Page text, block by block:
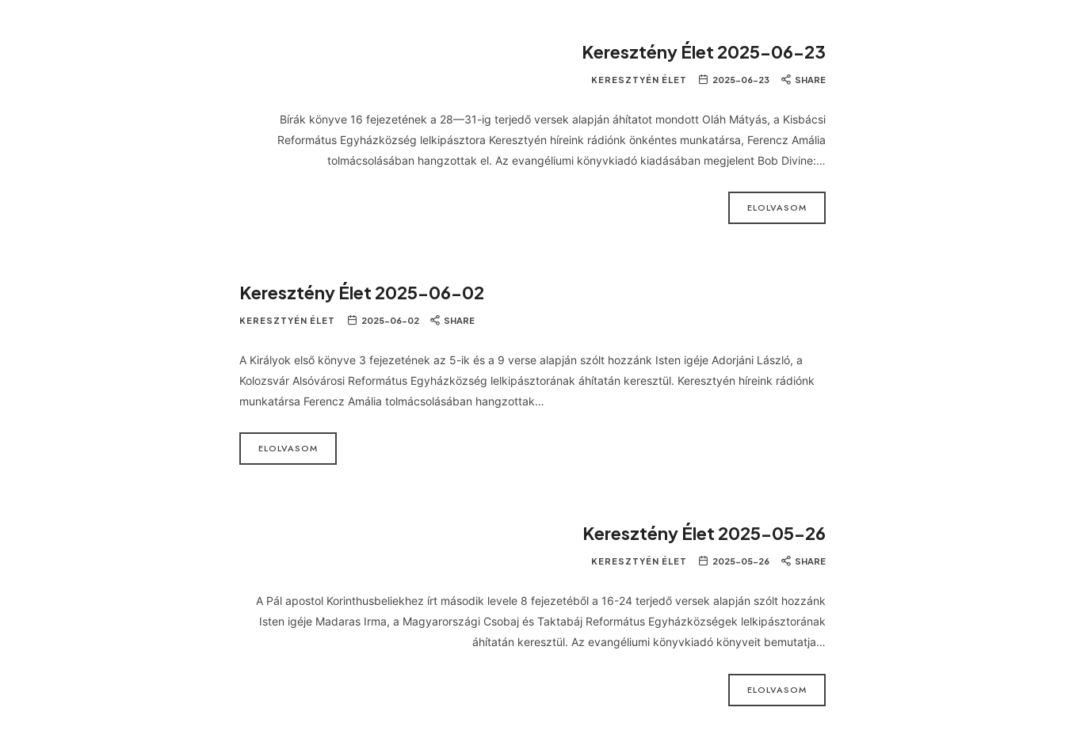
Keresztény Élet 2025-06-23
KERESZTYÉN ÉLET 2025-06-23 SHARE
Bírák könyve 16 fejezetének a 28—31-ig terjedő versek alapján áhítatot mondott Oláh Mátyás, a Kisbácsi
Református Egyházközség lelkipásztora Keresztyén híreink rádiónk önkéntes munkatársa, Ferencz Amália
tolmácsolásában hangzottak el. Az evangéliumi könyvkiadó kiadásában megjelent Bob Divine:…
ELOLVASOM
Keresztény Élet 2025-06-02
KERESZTYÉN ÉLET 2025-06-02 SHARE
A Királyok első könyve 3 fejezetének az 5-ik és a 9 verse alapján szólt hozzánk Isten igéje Adorjáni László, a
Kolozsvár Alsóvárosi Református Egyházközség lelkipásztorának áhítatán keresztül. Keresztyén híreink rádiónk
munkatársa Ferencz Amália tolmácsolásában hangzottak…
ELOLVASOM
Keresztény Élet 2025-05-26
KERESZTYÉN ÉLET 2025-05-26 SHARE
A Pál apostol Korinthusbeliekhez írt második levele 8 fejezetéből a 16-24 terjedő versek alapján szólt hozzánk
Isten igéje Madaras Irma, a Magyarországi Csobaj és Taktabáj Református Egyházközségek lelkipásztorának
áhítatán keresztül. Az evangéliumi könyvkiadó könyveit bemutatja…
ELOLVASOM